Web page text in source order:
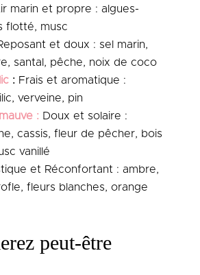
marin et propre : algues-
flotté, musc
et doux : sel marin,
santal, pêche, noix de coco
: Frais et aromatique :
verveine, pin
: Doux et solaire :
cassis, fleur de pêcher, bois
vanillé
et Réconfortant : ambre,
fleurs blanches, orange
peut-être